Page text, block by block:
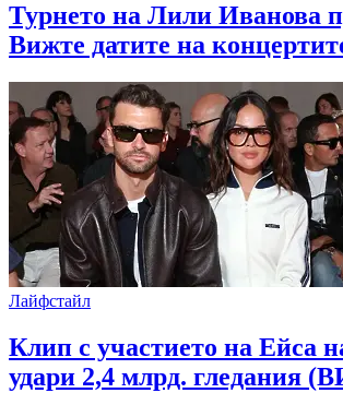
Турнето на Лили Иванова
Вижте датите на
Лайфстайл
Клип с участието на Ейса
удари 2,4 млрд. гледания